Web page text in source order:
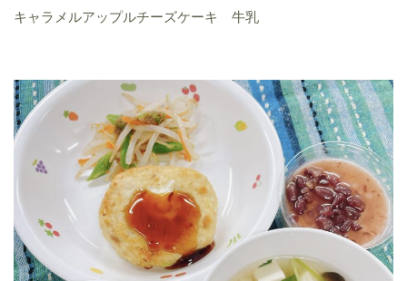
キャラメルアップルチーズケーキ 牛乳